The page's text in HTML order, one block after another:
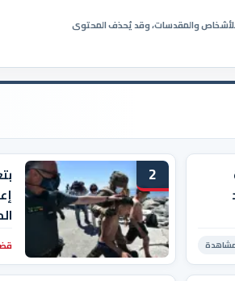
للأشخاص والمقدسات، وقد يُحذف المحتوى
2